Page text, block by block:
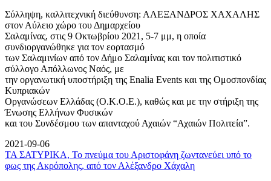
Σύλληψη, καλλιτεχνική διεύθυνση: ΑΛΕΞΑΝΔΡΟΣ ΧΑΧΑΛΗΣ
στον Αύλειο χώρο του Δημαρχείου
Σαλαμίνας, στις 9 Οκτωβρίου 2021, 5-7 μμ, η οποία
συνδιοργανώθηκε για τον εορτασμό
των Σαλαμινίων από τον Δήμο Σαλαμίνας και τον πολιτιστικό
σύλλογο Απόλλωνος Ναός, με
την οργανωτική υποστήριξη της Enalia Events και της Ομοσπονδίας
Κυπριακών
Οργανώσεων Ελλάδας (Ο.Κ.Ο.Ε.), καθώς και με την στήριξη της
Ένωσης Ελλήνων Φυσικών
και του Συνδέσμου των απανταχού Αχαιών “Αχαιών Πολιτεία”.
2021-09-06
ΤΑ ΣΑΤΥΡΙΚΑ, Το πνεύμα του Αριστοφάνη ζωντανεύει υπό το
φως της Ακρόπολης, από τον Αλέξανδρο Χάχαλη